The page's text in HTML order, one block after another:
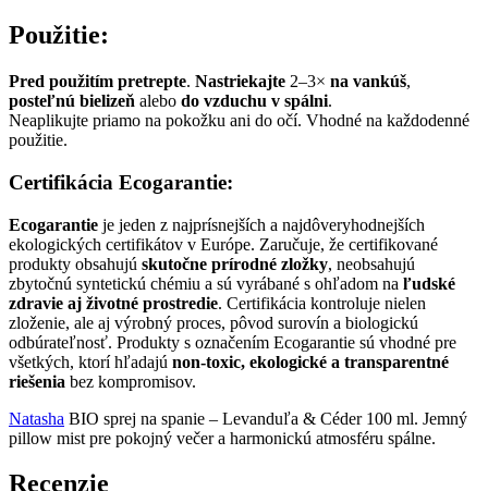
Použitie:
Pred použitím pretrepte. Nastriekajte 2–3× na vankúš,
posteľnú bielizeň alebo do vzduchu v spálni.
Neaplikujte priamo na pokožku ani do očí. Vhodné na každodenné
použitie.
Certifikácia Ecogarantie:
Ecogarantie je jeden z najprísnejších a najdôveryhodnejších
ekologických certifikátov v Európe. Zaručuje, že certifikované
produkty obsahujú skutočne prírodné zložky, neobsahujú
zbytočnú syntetickú chémiu a sú vyrábané s ohľadom na ľudské
zdravie aj životné prostredie. Certifikácia kontroluje nielen
zloženie, ale aj výrobný proces, pôvod surovín a biologickú
odbúrateľnosť. Produkty s označením Ecogarantie sú vhodné pre
všetkých, ktorí hľadajú non-toxic, ekologické a transparentné
riešenia bez kompromisov.
Natasha BIO sprej na spanie – Levanduľa & Céder 100 ml. Jemný
pillow mist pre pokojný večer a harmonickú atmosféru spálne.
Recenzie